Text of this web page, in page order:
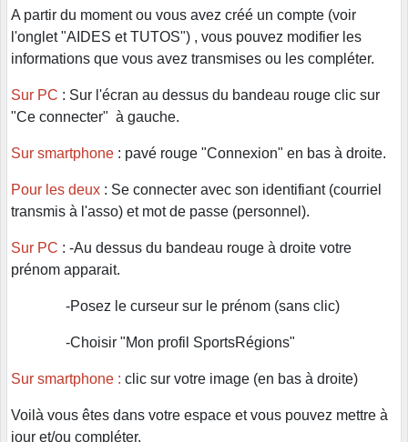
A partir du moment ou vous avez créé un compte (voir
l'onglet "AIDES et TUTOS") , vous pouvez modifier les
informations que vous avez transmises ou les compléter.
Sur PC : Sur l'écran au dessus du bandeau rouge clic sur
"Ce connecter" à gauche.
Sur smartphone : pavé rouge "Connexion" en bas à droite.
Pour les deux : Se connecter avec son identifiant (courriel
transmis à l'asso) et mot de passe (personnel).
Sur PC : -Au dessus du bandeau rouge à droite votre
prénom apparait.
-Posez le curseur sur le prénom (sans clic)
-Choisir "Mon profil SportsRégions"
Sur smartphone : clic sur votre image (en bas à droite)
Voilà vous êtes dans votre espace et vous pouvez mettre à
jour et/ou compléter.